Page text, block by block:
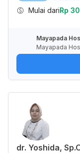
Mulai dariRp
Mayapada
Mayapada
gkono, Pakis,
dr. Yoshida,